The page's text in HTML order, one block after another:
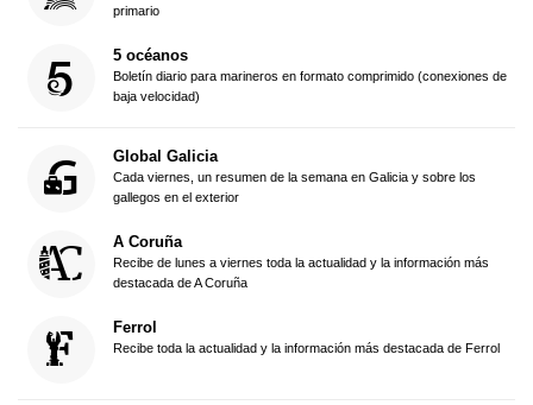
primario
5 océanos
Boletín diario para marineros en formato comprimido (conexiones de
baja velocidad)
Global Galicia
Cada viernes, un resumen de la semana en Galicia y sobre los
gallegos en el exterior
A Coruña
Recibe de lunes a viernes toda la actualidad y la información más
destacada de A Coruña
Ferrol
Recibe toda la actualidad y la información más destacada de Ferrol